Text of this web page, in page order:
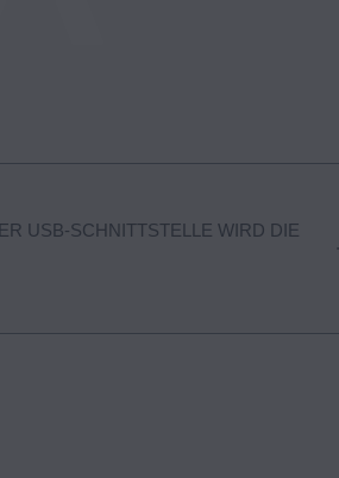
USB-SCHNITTSTELLE WIRD DIE